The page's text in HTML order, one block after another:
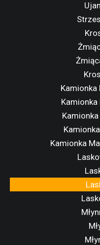
Kamionka
Kamionka
Kamionka
Kamionka